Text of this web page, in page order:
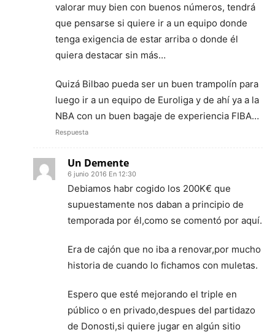
valorar muy bien con buenos números, tendrá
que pensarse si quiere ir a un equipo donde
tenga exigencia de estar arriba o donde él
quiera destacar sin más…
Quizá Bilbao pueda ser un buen trampolín para
luego ir a un equipo de Euroliga y de ahí ya a la
NBA con un buen bagaje de experiencia FIBA…
Respuesta
Un Demente
6 junio 2016 En 12:30
Debiamos habr cogido los 200K€ que
supuestamente nos daban a principio de
temporada por él,como se comentó por aquí.
Era de cajón que no iba a renovar,por mucho
historia de cuando lo fichamos con muletas.
Espero que esté mejorando el triple en
público o en privado,despues del partidazo
de Donosti,si quiere jugar en algún sitio